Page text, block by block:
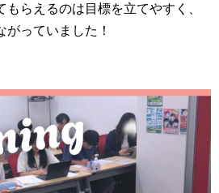
らえるのは目標を立てやすく、
っていました！